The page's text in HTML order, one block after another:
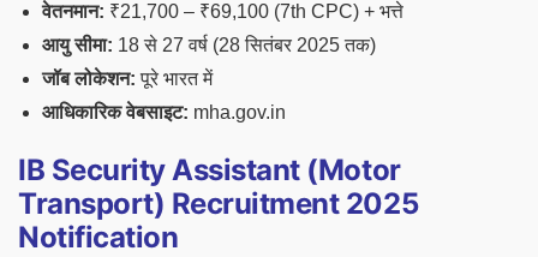
वेतनमान: ₹21,700 – ₹69,100 (7th CPC) + भत्ते
आयु सीमा: 18 से 27 वर्ष (28 सितंबर 2025 तक)
जॉब लोकेशन: पूरे भारत में
आधिकारिक वेबसाइट: mha.gov.in
IB Security Assistant (Motor
Transport) Recruitment 2025
Notification